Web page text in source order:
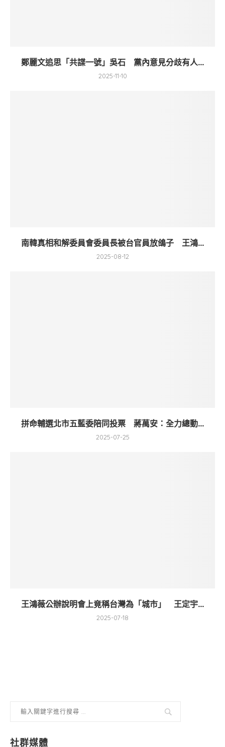
鄭麗文追思「共諜一號」吳石 黨內意見分歧有人...
2025-11-10
南韓真相和解委員會委員長被台官員放鴿子 王鴻...
2025-08-12
拼命輔選北市五藍委陪同投票 蔣萬安：全力總動...
2025-07-25
王鴻薇公辦說明會上竟稱台灣為「城市」 王定宇...
2025-07-18
社群媒體